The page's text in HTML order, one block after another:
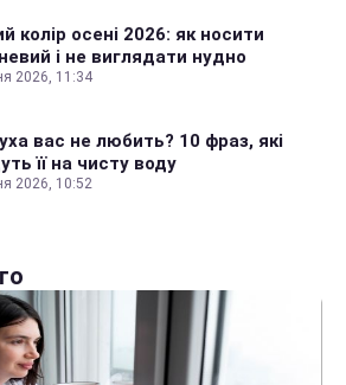
колір осені 2026: як носити
і не виглядати нудно
2026, 11:34
вас не любить? 10 фраз, які
її на чисту воду
2026, 10:52